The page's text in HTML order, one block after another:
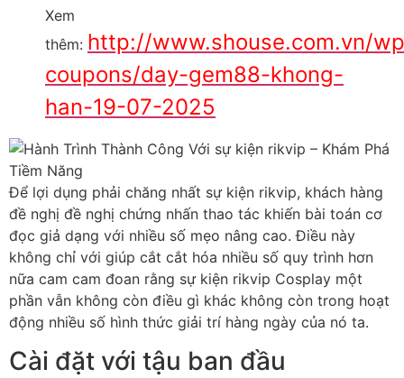
Xem
thêm: http://www.shouse.com.vn/
coupons/day-gem88-khong-
han-19-07-2025
Để lợi dụng phải chăng nhất sự kiện rikvip, khách hàng
đề nghị đề nghị chứng nhấn thao tác khiến bài toán cơ
đọc giả dạng với nhiều số mẹo nâng cao. Điều này
không chỉ với giúp cắt cắt hóa nhiều số quy trình hơn
nữa cam cam đoan rằng sự kiện rikvip Cosplay một
phần vẫn không còn điều gì khác không còn trong hoạt
động nhiều số hình thức giải trí hàng ngày của nó ta.
Cài đặt với tậu ban đầu